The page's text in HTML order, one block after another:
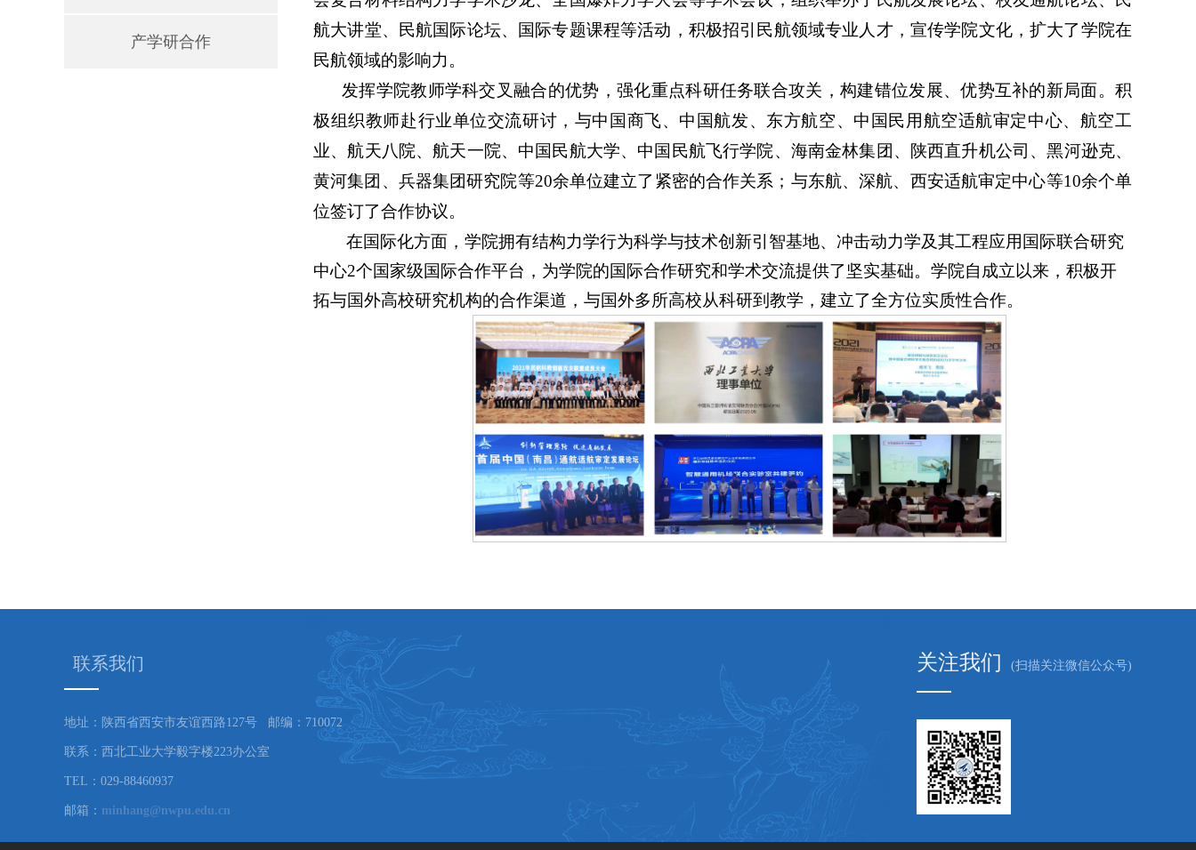
产学研合作
航大讲堂、民航国际论坛、国际专题课程等活动，积极招引民航领域专业人才，宣传学院文化，扩大了学院在
民航领域的影响力。
发挥学院教师学科交叉融合的优势，强化重点科研任务联合攻关，构建错位发展、优势互补的新局面。积
极组织教师赴行业单位交流研讨，与中国商飞、中国航发、东方航空、中国民用航空适航审定中心、航空工
业、航天八院、航天一院、 中国民航大学、中国民航飞行学院、 海南金林集团、陕西直升机公司、黑河逊克、
黄河集团、兵器集团研究院等20余单位建立了紧密的合作关系 ；与东航、深航、西安适航审定中心等10余个单
位签订了合作协议。
在国际化方面，学院拥有结构力学行为科学与技术创新引智基地、冲击动力学及其工程应用国际联合研究
中心2个国家级国际合作平台，为学院的国际合作研究和学术交流提供了坚实基础。学院自成立以来，积极开
拓与国外高校研究机构的合作渠道，与国外多所高校从科研到教学，建立了全方位实质性合作。
联系我们
地址：陕西省西安市友谊西路127号 邮编：710072
联系：西北工业大学毅字楼223办公室
TEL：029-88460937
邮箱： minhang@nwpu.edu.cn
关注我们 (扫描关注微信公众号)